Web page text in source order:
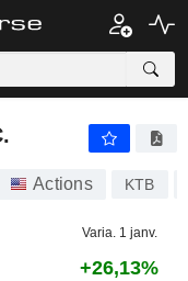
Actions KTB
Varia. 1 janv.
+26,13%